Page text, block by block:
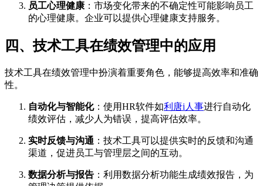
员工心理健康 ：市场变化带来的不确定性可能影响员工
的心理健康。企业可以提供心理健康支持服务。
四、技术工具在绩效管理中的应用
技术工具在绩效管理中扮演着重要角色，能够提高效率和准确
性。
自动化与智能化：使用HR软件如利唐i人事进行自动化
绩效评估，减少人为错误，提高评估效率。
实时反馈与沟通 ：技术工具可以提供实时的反馈和沟通
渠道，促进员工与管理层之间的互动。
数据分析与报告 ：利用数据分析功能生成绩效报告，为